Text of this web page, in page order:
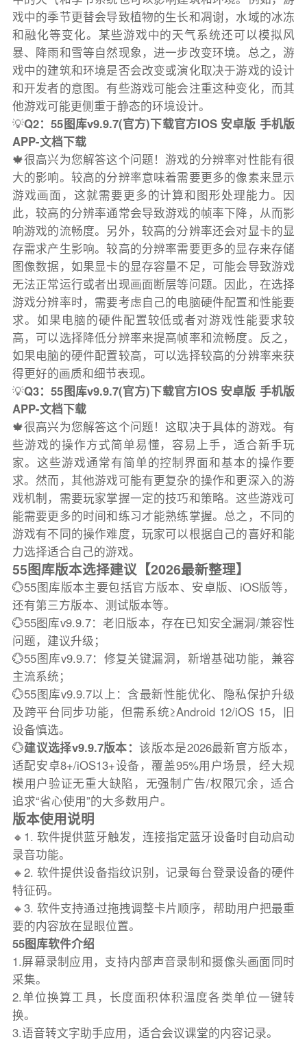
戏中的季节更替会导致植物的生长和凋谢，水域的冰冻
和融化等变化。某些游戏中的天气系统还可以模拟风
暴、降雨和雪等自然现象，进一步改变环境。总之，游
戏中的建筑和环境是否会改变或演化取决于游戏的设计
和开发者的意图。有些游戏可能会注重这种变化，而其
他游戏可能更侧重于静态的环境设计。
💡Q2：55图库v9.9.7(官方)下载官方IOS 安卓版 手机版
APP-文档下载
🍁很高兴为您解答这个问题！游戏的分辨率对性能有很
大的影响。较高的分辨率意味着需要更多的像素来显示
游戏画面，这就需要更多的计算和图形处理能力。因
此，较高的分辨率通常会导致游戏的帧率下降，从而影
响游戏的流畅度。另外，较高的分辨率还会对显卡的显
存需求产生影响。较高的分辨率需要更多的显存来存储
图像数据，如果显卡的显存容量不足，可能会导致游戏
无法正常运行或者出现画面断层等问题。因此，在选择
游戏分辨率时，需要考虑自己的电脑硬件配置和性能要
求。如果电脑的硬件配置较低或者对游戏性能要求较
高，可以选择降低分辨率来提高帧率和流畅度。反之，
如果电脑的硬件配置较高，可以选择较高的分辨率来获
得更好的画质和细节表现。
💡Q3：55图库v9.9.7(官方)下载官方IOS 安卓版 手机版
APP-文档下载
🍁很高兴为您解答这个问题！这取决于具体的游戏。有
些游戏的操作方式简单易懂，容易上手，适合新手玩
家。这些游戏通常有简单的控制界面和基本的操作要
求。然而，其他游戏可能有更复杂的操作和更深入的游
戏机制，需要玩家掌握一定的技巧和策略。这些游戏可
能需要更多的时间和练习才能熟练掌握。总之，不同的
游戏有不同的操作难度，玩家可以根据自己的喜好和能
力选择适合自己的游戏。
55图库版本选择建议【2026最新整理】
💮55图库版本主要包括官方版本、安卓版、iOS版等，
还有第三方版本、测试版本等。
💮55图库v9.9.7：老旧版本，存在已知安全漏洞/兼容性
问题，建议升级；
💮55图库v9.9.7：修复关键漏洞，新增基础功能，兼容
主流系统；
💮55图库v9.9.7以上：含最新性能优化、隐私保护升级
及跨平台同步功能，但需系统≥Android 12/iOS 15，旧
设备慎选。
💮建议选择v9.9.7版本：该版本是2026最新官方版本，
适配安卓8+/iOS13+设备，覆盖95%用户场景，经大规
模用户验证无重大缺陷，无强制广告/权限冗余，适合
追求“省心使用”的大多数用户。
版本使用说明
🔸1. 软件提供蓝牙触发，连接指定蓝牙设备时自动启动
录音功能。
🔸2. 软件提供设备指纹识别，记录每台登录设备的硬件
特征码。
🔸3. 软件支持通过拖拽调整卡片顺序，帮助用户把最重
要的内容放在显眼位置。
55图库软件介绍
1.屏幕录制应用，支持内部声音录制和摄像头画面同时
采集。
2.单位换算工具，长度面积体积温度各类单位一键转
换。
3.语音转文字助手应用，适合会议课堂的内容记录。